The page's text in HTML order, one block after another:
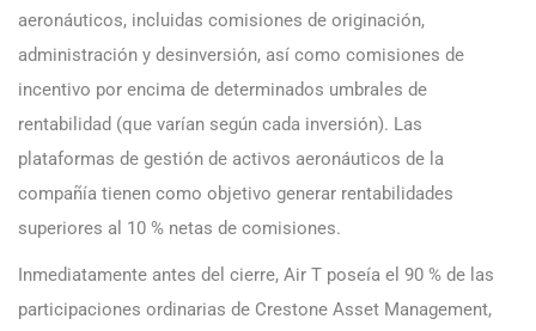
aeronáuticos, incluidas comisiones de originación,
administración y desinversión, así como comisiones de
incentivo por encima de determinados umbrales de
rentabilidad (que varían según cada inversión). Las
plataformas de gestión de activos aeronáuticos de la
compañía tienen como objetivo generar rentabilidades
superiores al 10 % netas de comisiones.
Inmediatamente antes del cierre, Air T poseía el 90 % de las
participaciones ordinarias de Crestone Asset Management,